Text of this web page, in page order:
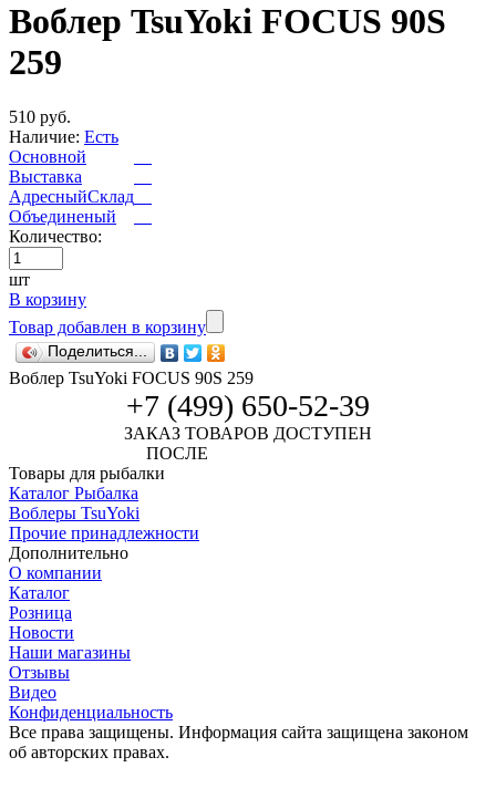
Воблер TsuYoki FOCUS 90S
259
510 руб.
Наличие: Есть
Основной
Выставка
АдресныйСклад
Объединеный
Количество:
шт
В корзину
Товар добавлен в корзину
Поделиться...
Воблер TsuYoki FOCUS 90S 259
+7 (499) 650-52-39
ЗАКАЗ ТОВАРОВ ДОСТУПЕН
ПОСЛЕ
Товары для рыбалки
Каталог Рыбалка
Воблеры TsuYoki
Прочие принадлежности
Дополнительно
О компании
Каталог
Розница
Новости
Наши магазины
Отзывы
Видео
Конфиденциальность
Все права защищены. Информация сайта защищена законом
об авторских правах.